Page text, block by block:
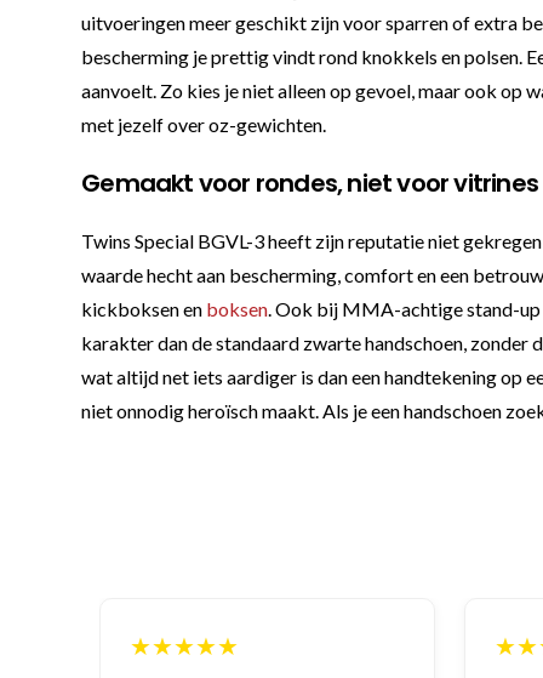
uitvoeringen meer geschikt zijn voor sparren of extra
bescherming je prettig vindt rond knokkels en polsen.
aanvoelt. Zo kies je niet alleen op gevoel, maar ook op
met jezelf over oz-gewichten.
Gemaakt voor rondes, niet voor vitrines
Twins Special BGVL-3 heeft zijn reputatie niet
waarde hecht aan bescherming, comfort en een
kickboksen en boksen. Ook bij MMA-achtige stand-up
karakter dan de standaard zwarte handschoen,
wat altijd net iets aardiger is dan een handtekening op
niet onnodig heroïsch maakt. Als je een handschoen
★★★★★